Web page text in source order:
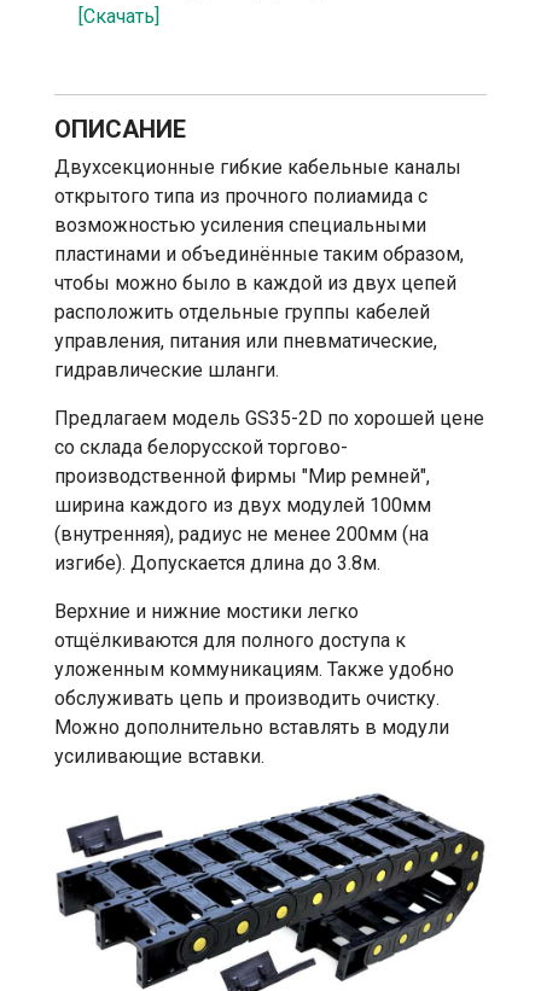
[Скачать]
ОПИСАНИЕ
Двухсекционные гибкие кабельные каналы
открытого типа из прочного полиамида с
возможностью усиления специальными
пластинами и объединённые таким образом,
чтобы можно было в каждой из двух цепей
расположить отдельные группы кабелей
управления, питания или пневматические,
гидравлические шланги.
Предлагаем модель GS35-2D по хорошей цене
со склада белорусской торгово-
производственной фирмы "Мир ремней",
ширина каждого из двух модулей 100мм
(внутренняя), радиус не менее 200мм (на
изгибе). Допускается длина до 3.8м.
Верхние и нижние мостики легко
отщёлкиваются для полного доступа к
уложенным коммуникациям. Также удобно
обслуживать цепь и производить очистку.
Можно дополнительно вставлять в модули
усиливающие вставки.